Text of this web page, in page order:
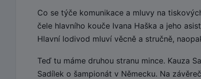
Co se týče komunikace a mluvy na
čele hlavního kouče Ivana Haška a jeho
Hlavní lodivod mluví věcně a stručně,
Teď tu máme druhou stranu mince. Kauza
Sadílek o šampionát v Německu. Na